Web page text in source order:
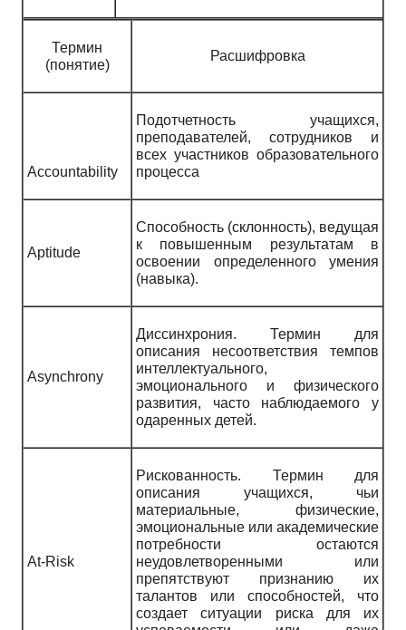
Термин
(понятие)
Расшифровка
Accountability
Подотчетность учащихся,
преподавателей, сотрудников и
всех участников образовательного
процесса
Aptitude
Способность (склонность), ведущая
к повышенным результатам в
освоении определенного умения
(навыка).
Asynchrony
Диссинхрония. Термин для
описания несоответствия темпов
интеллектуального,
эмоционального и физического
развития, часто наблюдаемого у
одаренных детей.
At-Risk
Рискованность. Термин для
описания учащихся, чьи
материальные, физические,
эмоциональные или академические
потребности остаются
неудовлетворенными или
препятствуют признанию их
талантов или способностей, что
создает ситуации риска для их